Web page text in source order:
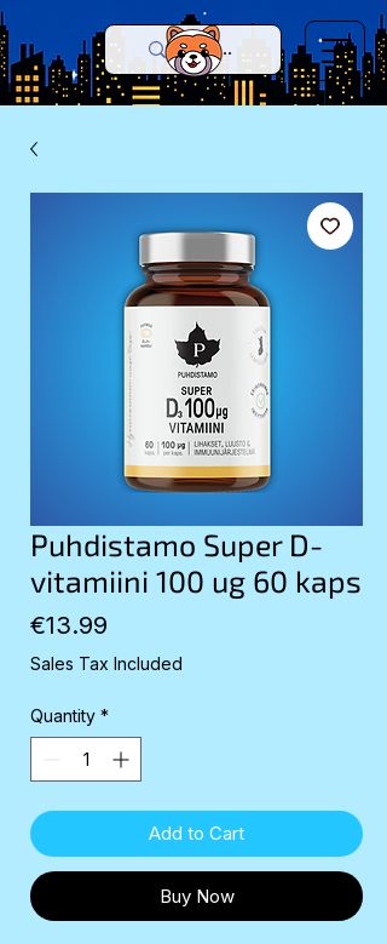
Puhdistamo Super D-
vitamiini 100 ug 60 kaps
€13.99
Sales Tax Included
Quantity *
Add to Cart
Buy Now